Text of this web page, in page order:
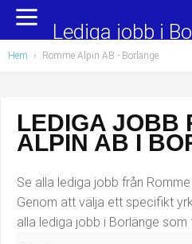
Administration, ekonomi,
Chefer och
Data/IT
Försäljning, inköp,
Undersköterska,
Barnskötare
Lärare i förskola/
Lagerarbetare
Lediga jobb i
Hem › Romme Alpin AB - Borlänge
LEDIGA JOBB
ALPIN AB I
Se alla lediga jobb från
Genom att välja ett specifikt
alla lediga jobb i Borlänge som